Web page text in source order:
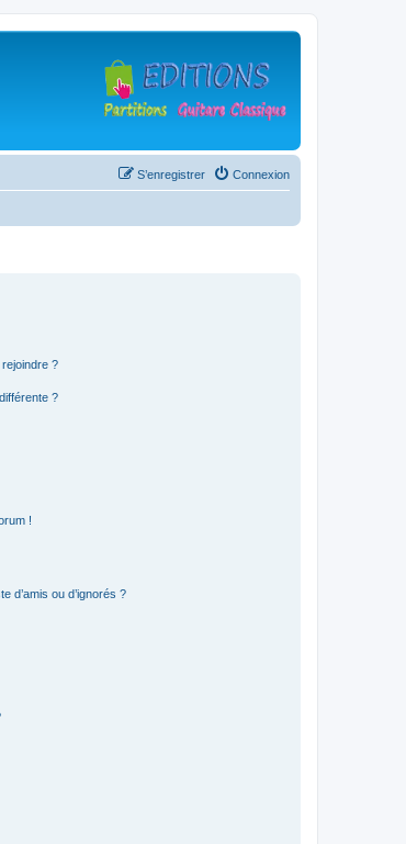
Connexion
S’enregistrer
?
?
!
d’amis ou d’ignorés ?